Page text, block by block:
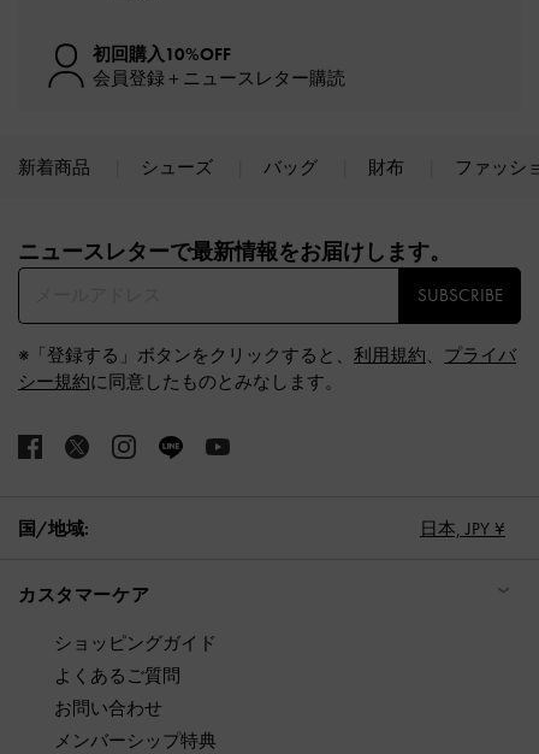
初回購入10%OFF
会員登録＋ニュースレター購読
新着商品 シューズ バッグ 財布 ファッシ
ニュースレターで最新情報をお届けします。​
SUBSCRIBE
※「登録する」ボタンをクリックすると、 利用規約、 プライバ
シー規約に同意したものとみなします。
国/地域: 日本, JPY ¥
カスタマーケア
ショッピングガイド
よくあるご質問
お問い合わせ
メンバーシップ特典